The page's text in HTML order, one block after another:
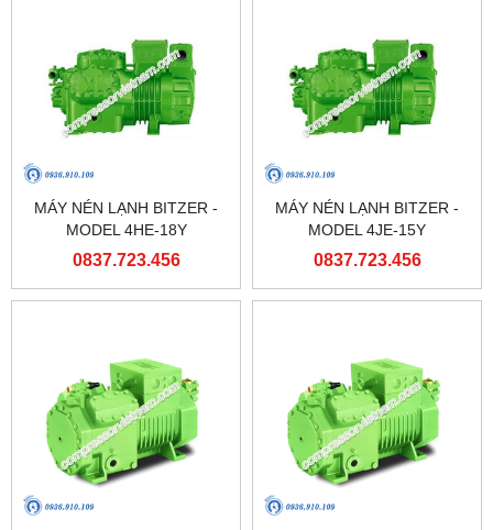
MÁY NÉN LẠNH BITZER -
MODEL 4HE-18Y
0837.723.456
MÁY NÉN LẠNH BITZER -
MODEL 4JE-15Y
0837.723.456